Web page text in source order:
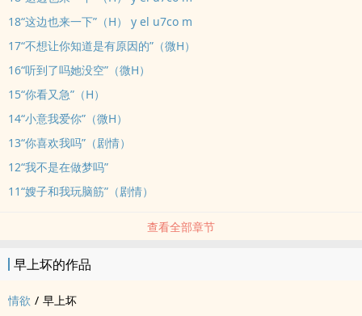
18“这边也来一下”（H） y el u7co m
17“不想让你知道是有原因的”（微H）
16“听到了吗她没空”（微H）
15“你看又急”（H）
14“小意我爱你”（微H）
13“你喜欢我吗”（剧情）
12“我不是在做梦吗”
11“嫂子和我玩脑筋”（剧情）
查看全部章节
早上坏的作品
情欲 / 早上坏